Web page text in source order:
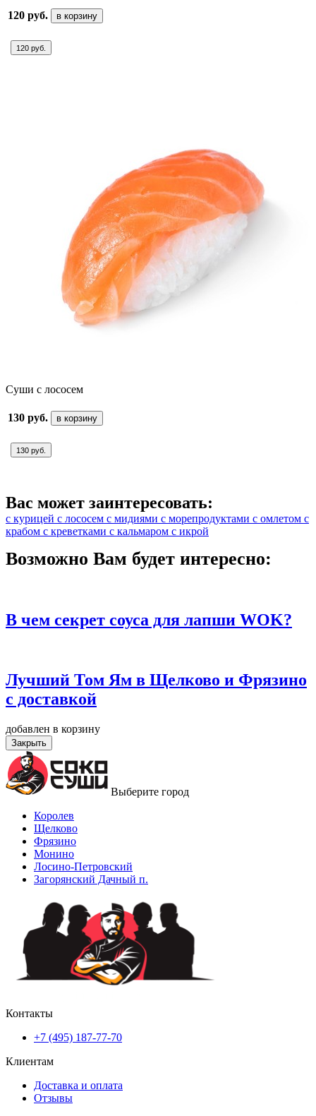
120 руб. в корзину
120 руб.
Суши с лососем
130 руб. в корзину
130 руб.
Вас может заинтересовать:
с курицей с лососем с мидиями с морепродуктами с омлетом с
крабом с креветками с кальмаром с икрой
Возможно Вам будет интересно:
В чем секрет соуса для лапши WOK?
Лучший Том Ям в Щелково и Фрязино
с доставкой
добавлен в корзину
Закрыть
Выберите город
Королев
Щелково
Фрязино
Монино
Лосино-Петровский
Загорянский Дачный п.
Контакты
+7 (495) 187-77-70
Клиентам
Доставка и оплата
Отзывы